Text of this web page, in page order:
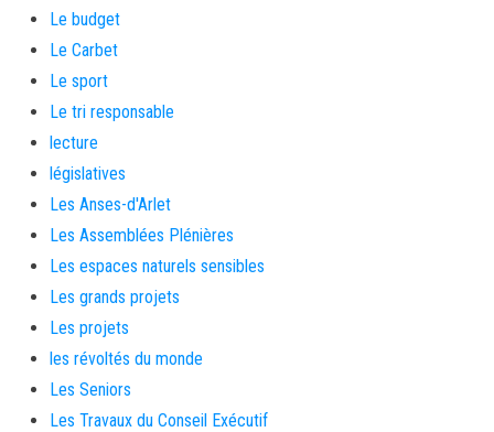
Le budget
Le Carbet
Le sport
Le tri responsable
lecture
législatives
Les Anses-d'Arlet
Les Assemblées Plénières
Les espaces naturels sensibles
Les grands projets
Les projets
les révoltés du monde
Les Seniors
Les Travaux du Conseil Exécutif